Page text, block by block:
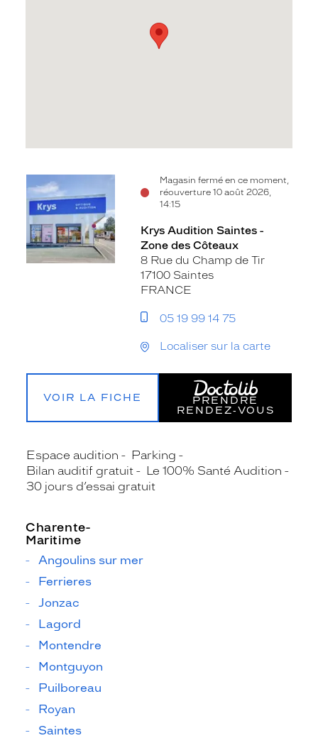
Magasin fermé en ce moment,
réouverture 10 août 2026,
14:15
Voir
la
fiche
Krys Audition Saintes -
Zone des Côteaux
8 Rue du Champ de Tir
17100 Saintes
FRANCE
05 19 99 14 75
Localiser sur la carte
VOIR LA FICHE
PRENDRE
RENDEZ‑VOUS
Espace audition
Parking
Bilan auditif gratuit
Le 100% Santé Audition
30 jours d’essai gratuit
Charente-
Maritime
Angoulins sur mer
Ferrieres
Jonzac
Lagord
Montendre
Montguyon
Puilboreau
Royan
Saintes